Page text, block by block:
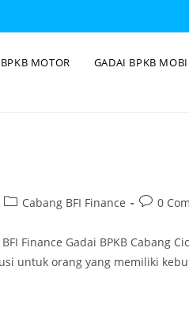
MOTOR GADAI BPKB
Cabang BFI Finance 0
Finance Gadai BPKB Cabang
untuk orang yang memiliki